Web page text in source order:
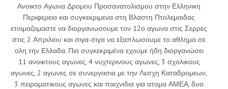
Ανοικτο Αγωνα Δρομου Προσανατολισμου στην Ελληνικη
Περιφερεια και συγκεκριμενα στη Βλαστη Πτολεμαιδας
ετοιμαζομαστε να διοργανωσουμε τον 12ο αγωνα στις Σερρες
στις 2 Απριλιου και σιγα-σιγα να εξαπλωσουμε το αθλημα σε
ολη την Ελλαδα. Πιο συγκεκριμένα εχουμε ήδη διοργανώσει
11 ανοικτους αγωνες, 4 νυχτερινους αγωνες, 3 σχολικους
αγωνες, 2 αγωνες σε συνεργασια με την Λεσχη Καταδρομεων,
3 πειραματικους αγωνες και παιχνιδια για ατομα ΑΜΕΑ, δυο